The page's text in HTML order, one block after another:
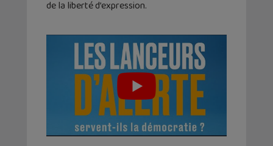
de la liberté d’expression.